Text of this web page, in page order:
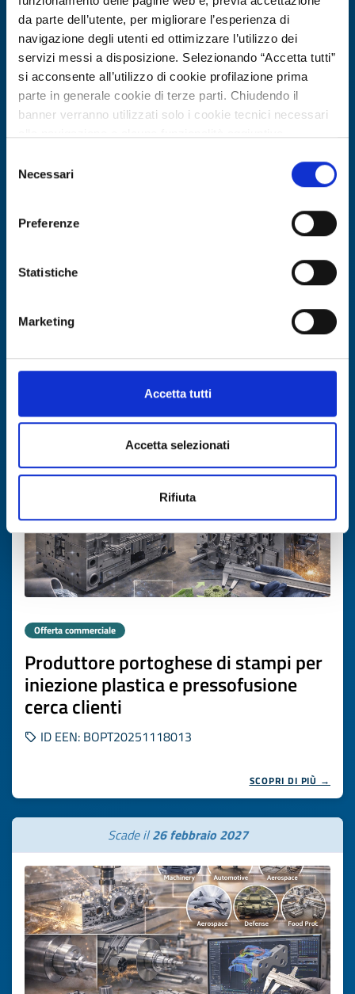
da parte dell’utente, per migliorare l’esperienza di
navigazione degli utenti ed ottimizzare l’utilizzo dei
servizi messi a disposizione. Selezionando “Accetta tutti”
si acconsente all’utilizzo di cookie profilazione prima
parte in generale cookie di terze parti. Chiudendo il
banner verranno utilizzati solo i cookie tecnici necessari
Per conoscere i dettagli, consulta la nostra cookie policy.
https://www.openinnovation.regione.lombardia.it/it/co
https://www.openinnovation.regione.lombardia.it/it/pr
delNecessari
Preferenze
Statistiche
Marketing
Accetta tutti
Accetta selezionati
Rifiuta
Scade il26 febbraio 2027
Offerta commerciale
sughero e NHL per riqualificazione
ID EEN: BOPL20251120001
SCOPRI DI PIÙ →
Scade il26 febbraio 2027
Offerta commerciale
Produttore portoghese di stampi per
iniezione plastica e pressofusione
cerca clienti
ID EEN: BOPT20251118013
SCOPRI DI PIÙ →
Scade il26 febbraio 2027